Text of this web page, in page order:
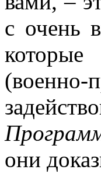
с очень
которые
они